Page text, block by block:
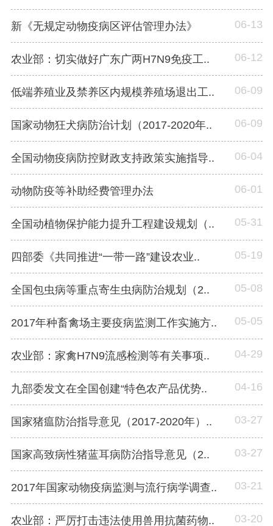
新《无规定动物疫病区评估管理办法》 06-13
农业部：切实做好广东广两H7N9免疫工.. 06-12
低端养殖业及禁养区内规模养殖场退出工.. 06-09
国家动物狂犬病防治计划（2017-2020年.. 06-09
全国动物疫病防控财政支持政策实施指导.. 06-04
动物防疫等补助经费管理办法 06-01
全国动植物保护能力提升工程建设规划（.. 05-31
四部委《共同推进“一带一路”建设农业.. 05-19
全国包虫病等重点寄生虫病防治规划（2.. 05-08
2017年种畜禽场主要疫病监测工作实施方.. 05-05
农业部：家禽H7N9流感检测等有关事项.. 04-29
九部委发文在全国创建“特色农产品优势.. 04-16
国家猪瘟防治指导意见（2017-2020年）.. 03-27
国家高致病性猪蓝耳病防治指导意见（2.. 03-27
2017年国家动物疫病监测与流行病学调查.. 03-21
农业部：严厉打击违法使用兽用抗菌药物.. 03-20